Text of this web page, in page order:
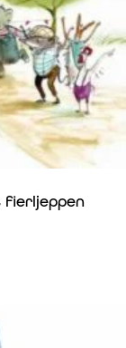
fierljeppen